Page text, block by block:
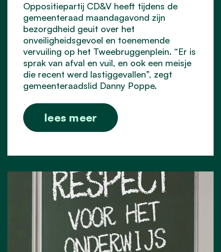
Oppositiepartij CD&V heeft tijdens de
gemeenteraad maandagavond zijn
bezorgdheid geuit over het
onveiligheidsgevoel en toenemende
vervuiling op het Tweebruggenplein. “Er is
sprak van afval en vuil, en ook een meisje
die recent werd lastiggevallen”, zegt
gemeenteraadslid Danny Poppe.
lees meer